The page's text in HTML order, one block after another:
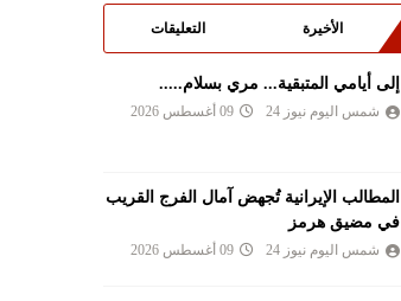
الأخيرة التعليقات
إلى أيامي المتبقية... مري بسلام.....
شمس اليوم نيوز 24 09 أغسطس 2026
المطالب الإيرانية تُجهض آمال الفرج القريب
في مضيق هرمز
شمس اليوم نيوز 24 09 أغسطس 2026